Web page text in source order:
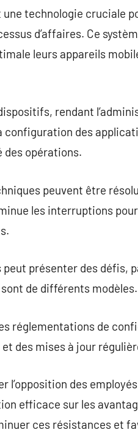
une technologie cruciale
d’affaires. Ce
leurs appareils
rendant
configuration des
opérations.
peuvent être
les interruptions
présenter des défis,
de différents modèles.
réglementations de
des mises à jour
l’opposition des
efficace sur les
ces résistances et